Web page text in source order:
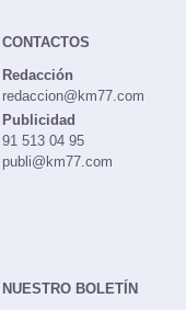
CONTACTOS
Redacción
redaccion@km77.com
Publicidad
91 513 04 95
publi@km77.com
NUESTRO BOLETÍN